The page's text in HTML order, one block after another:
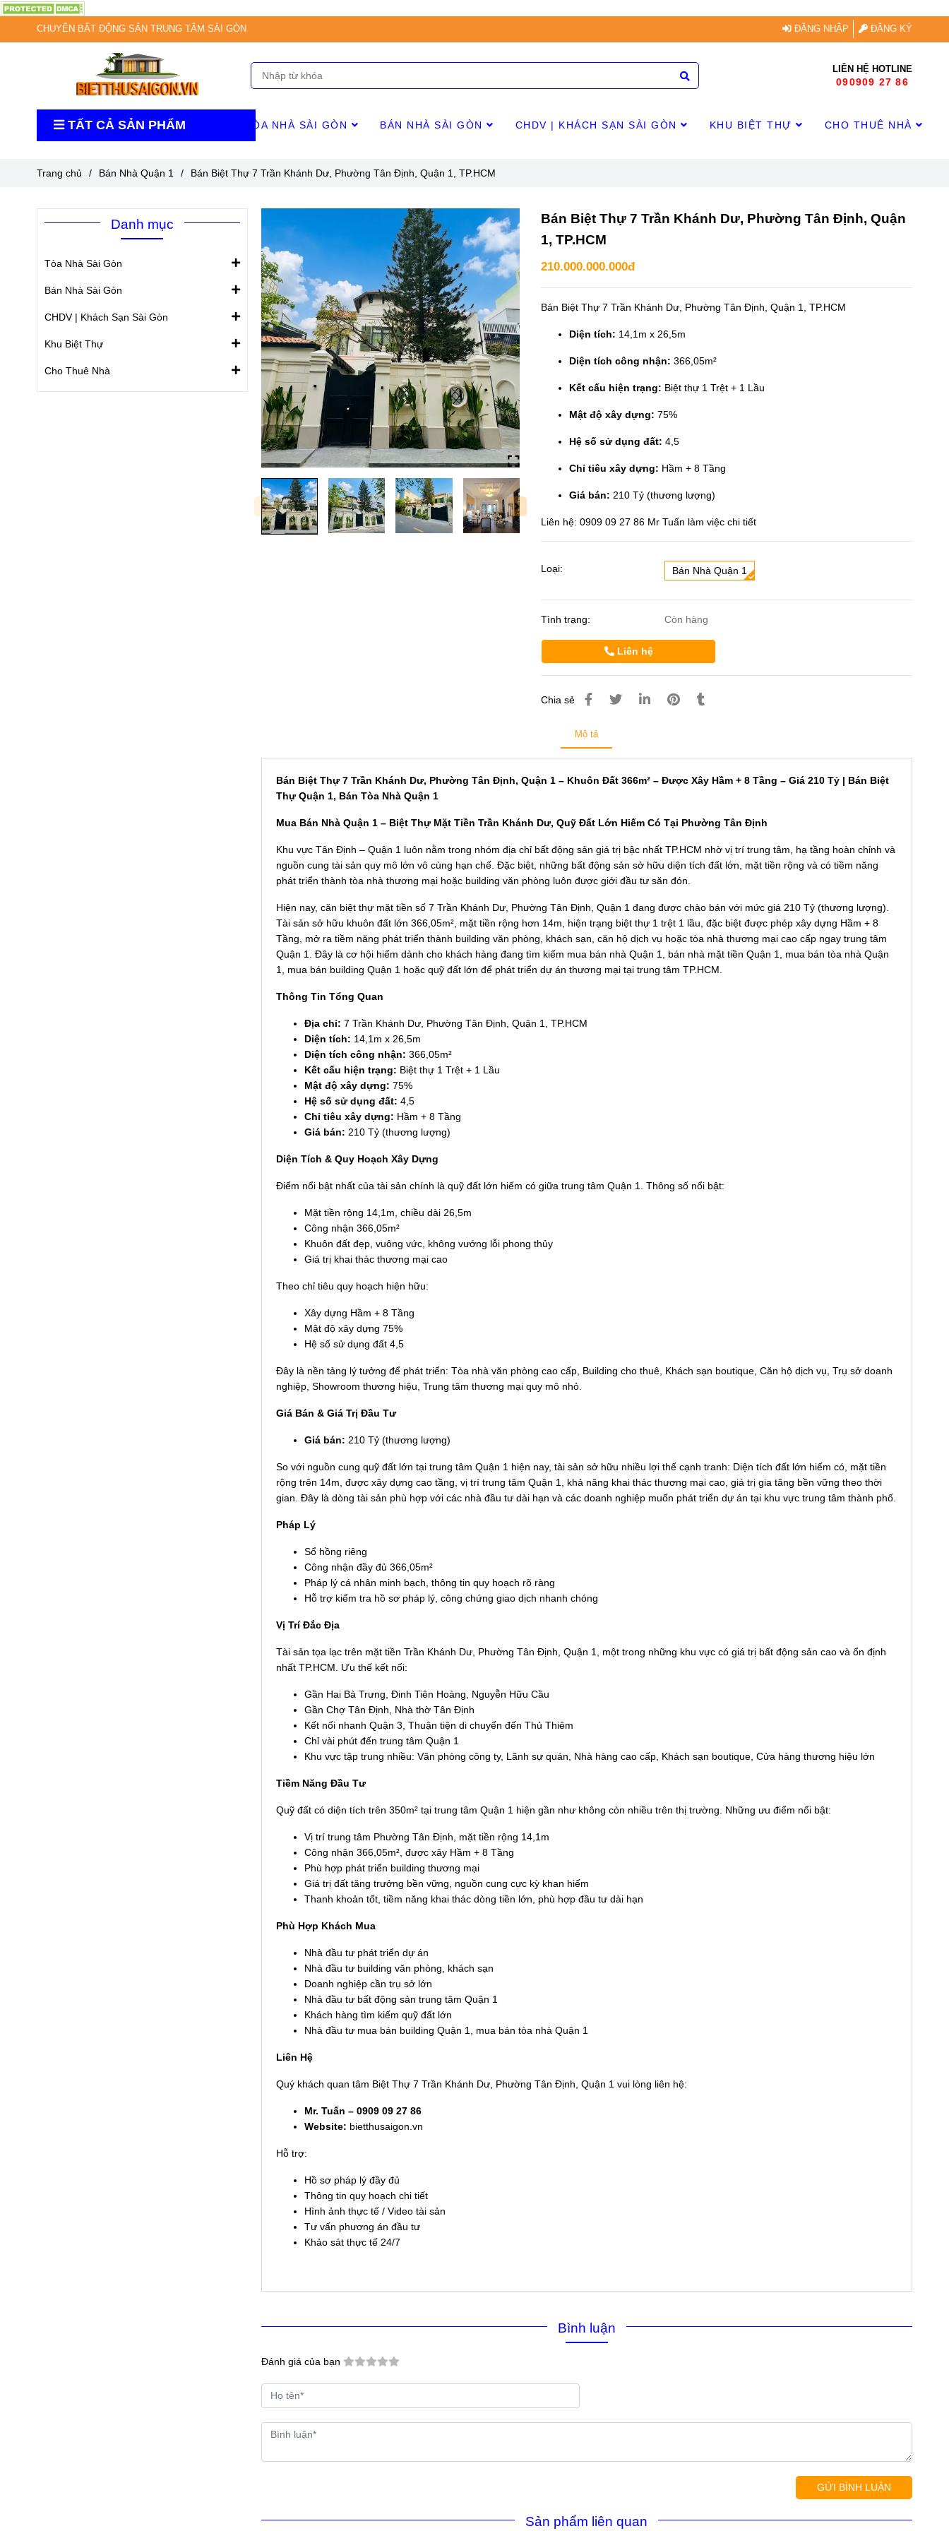
CHUYÊN BẤT ĐỘNG SẢN TRUNG TÂM SÀI GÒN ĐĂNG NHẬP ĐĂNG KÝ
LIÊN HỆ HOTLINE
090909 27 86
TẤT CẢ SẢN PHẨM TÒA NHÀ SÀI GÒN BÁN NHÀ SÀI GÒN CHDV | KHÁCH SẠN SÀI GÒN KHU BIỆT THỰ CHO THUÊ NHÀ
Trang chủ / Bán Nhà Quận 1 / Bán Biệt Thự 7 Trần Khánh Dư, Phường Tân Định, Quận 1, TP.HCM
Bán Biệt Thự 7 Trần Khánh Dư, Phường Tân Định, Quận
1, TP.HCM
210.000.000.000đ
Bán Biệt Thự 7 Trần Khánh Dư, Phường Tân Định, Quận 1, TP.HCM
Diện tích: 14,1m x 26,5m
Diện tích công nhận: 366,05m²
Kết cấu hiện trạng: Biệt thự 1 Trệt + 1 Lầu
Mật độ xây dựng: 75%
Hệ số sử dụng đất: 4,5
Chỉ tiêu xây dựng: Hầm + 8 Tầng
Giá bán: 210 Tỷ (thương lượng)
Liên hệ: 0909 09 27 86 Mr Tuấn làm việc chi tiết
Loại: Bán Nhà Quận 1
Tình trạng: Còn hàng
Liên hệ
Chia sẻ
Mô tả
Bán Biệt Thự 7 Trần Khánh Dư, Phường Tân Định, Quận 1 – Khuôn Đất 366m² – Được Xây Hầm + 8 Tầng – Giá 210 Tỷ | Bán Biệt
Thự Quận 1, Bán Tòa Nhà Quận 1
Mua Bán Nhà Quận 1 – Biệt Thự Mặt Tiền Trần Khánh Dư, Quỹ Đất Lớn Hiếm Có Tại Phường Tân Định
Khu vực Tân Định – Quận 1 luôn nằm trong nhóm địa chỉ bất động sản giá trị bậc nhất TP.HCM nhờ vị trí trung tâm, hạ tầng hoàn chỉnh và
nguồn cung tài sản quy mô lớn vô cùng hạn chế. Đặc biệt, những bất động sản sở hữu diện tích đất lớn, mặt tiền rộng và có tiềm năng
phát triển thành tòa nhà thương mại hoặc building văn phòng luôn được giới đầu tư săn đón.
Hiện nay, căn biệt thự mặt tiền số 7 Trần Khánh Dư, Phường Tân Định, Quận 1 đang được chào bán với mức giá 210 Tỷ (thương lượng).
Tài sản sở hữu khuôn đất lớn 366,05m², mặt tiền rộng hơn 14m, hiện trạng biệt thự 1 trệt 1 lầu, đặc biệt được phép xây dựng Hầm + 8
Tầng, mở ra tiềm năng phát triển thành building văn phòng, khách sạn, căn hộ dịch vụ hoặc tòa nhà thương mại cao cấp ngay trung tâm
Quận 1. Đây là cơ hội hiếm dành cho khách hàng đang tìm kiếm mua bán nhà Quận 1, bán nhà mặt tiền Quận 1, mua bán tòa nhà Quận
1, mua bán building Quận 1 hoặc quỹ đất lớn để phát triển dự án thương mại tại trung tâm TP.HCM.
Thông Tin Tổng Quan
Địa chỉ: 7 Trần Khánh Dư, Phường Tân Định, Quận 1, TP.HCM
Diện tích: 14,1m x 26,5m
Diện tích công nhận: 366,05m²
Kết cấu hiện trạng: Biệt thự 1 Trệt + 1 Lầu
Mật độ xây dựng: 75%
Hệ số sử dụng đất: 4,5
Chỉ tiêu xây dựng: Hầm + 8 Tầng
Giá bán: 210 Tỷ (thương lượng)
Diện Tích & Quy Hoạch Xây Dựng
Điểm nổi bật nhất của tài sản chính là quỹ đất lớn hiếm có giữa trung tâm Quận 1. Thông số nổi bật:
Mặt tiền rộng 14,1m, chiều dài 26,5m
Công nhận 366,05m²
Khuôn đất đẹp, vuông vức, không vướng lỗi phong thủy
Giá trị khai thác thương mại cao
Theo chỉ tiêu quy hoạch hiện hữu:
Xây dựng Hầm + 8 Tầng
Mật độ xây dựng 75%
Hệ số sử dụng đất 4,5
Đây là nền tảng lý tưởng để phát triển: Tòa nhà văn phòng cao cấp, Building cho thuê, Khách sạn boutique, Căn hộ dịch vụ, Trụ sở doanh
nghiệp, Showroom thương hiệu, Trung tâm thương mại quy mô nhỏ.
Giá Bán & Giá Trị Đầu Tư
Giá bán: 210 Tỷ (thương lượng)
So với nguồn cung quỹ đất lớn tại trung tâm Quận 1 hiện nay, tài sản sở hữu nhiều lợi thế cạnh tranh: Diện tích đất lớn hiếm có, mặt tiền
rộng trên 14m, được xây dựng cao tầng, vị trí trung tâm Quận 1, khả năng khai thác thương mại cao, giá trị gia tăng bền vững theo thời
gian. Đây là dòng tài sản phù hợp với các nhà đầu tư dài hạn và các doanh nghiệp muốn phát triển dự án tại khu vực trung tâm thành phố.
Pháp Lý
Sổ hồng riêng
Công nhận đầy đủ 366,05m²
Pháp lý cá nhân minh bạch, thông tin quy hoạch rõ ràng
Hỗ trợ kiểm tra hồ sơ pháp lý, công chứng giao dịch nhanh chóng
Vị Trí Đắc Địa
Tài sản tọa lạc trên mặt tiền Trần Khánh Dư, Phường Tân Định, Quận 1, một trong những khu vực có giá trị bất động sản cao và ổn định
nhất TP.HCM. Ưu thế kết nối:
Gần Hai Bà Trưng, Đinh Tiên Hoàng, Nguyễn Hữu Cầu
Gần Chợ Tân Định, Nhà thờ Tân Định
Kết nối nhanh Quận 3, Thuận tiện di chuyển đến Thủ Thiêm
Chỉ vài phút đến trung tâm Quận 1
Khu vực tập trung nhiều: Văn phòng công ty, Lãnh sự quán, Nhà hàng cao cấp, Khách sạn boutique, Cửa hàng thương hiệu lớn
Tiềm Năng Đầu Tư
Quỹ đất có diện tích trên 350m² tại trung tâm Quận 1 hiện gần như không còn nhiều trên thị trường. Những ưu điểm nổi bật:
Vị trí trung tâm Phường Tân Định, mặt tiền rộng 14,1m
Công nhận 366,05m², được xây Hầm + 8 Tầng
Phù hợp phát triển building thương mại
Giá trị đất tăng trưởng bền vững, nguồn cung cực kỳ khan hiếm
Thanh khoản tốt, tiềm năng khai thác dòng tiền lớn, phù hợp đầu tư dài hạn
Phù Hợp Khách Mua
Nhà đầu tư phát triển dự án
Nhà đầu tư building văn phòng, khách sạn
Doanh nghiệp cần trụ sở lớn
Nhà đầu tư bất động sản trung tâm Quận 1
Khách hàng tìm kiếm quỹ đất lớn
Nhà đầu tư mua bán building Quận 1, mua bán tòa nhà Quận 1
Liên Hệ
Quý khách quan tâm Biệt Thự 7 Trần Khánh Dư, Phường Tân Định, Quận 1 vui lòng liên hệ:
Mr. Tuấn – 0909 09 27 86
Website: bietthusaigon.vn
Hỗ trợ:
Hồ sơ pháp lý đầy đủ
Thông tin quy hoạch chi tiết
Hình ảnh thực tế / Video tài sản
Tư vấn phương án đầu tư
Khảo sát thực tế 24/7
Bình luận
Đánh giá của bạn
GỬI BÌNH LUẬN
Sản phẩm liên quan
Danh mục
Tòa Nhà Sài Gòn
Bán Nhà Sài Gòn
CHDV | Khách Sạn Sài Gòn
Khu Biệt Thự
Cho Thuê Nhà